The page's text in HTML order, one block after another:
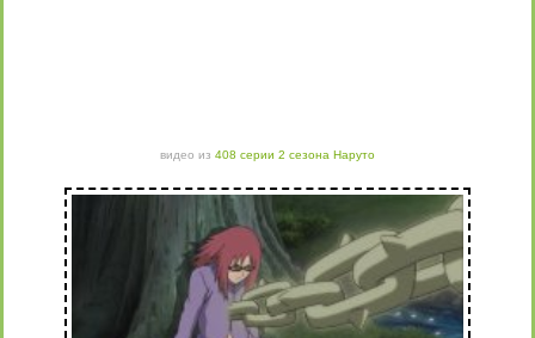
видео из 408 серии 2 сезона Наруто